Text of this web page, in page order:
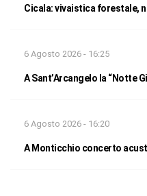
Cicala: vivaistica forestale,
6 Agosto 2026 - 16:25
A Sant’Arcangelo la “Notte
6 Agosto 2026 - 16:20
A Monticchio concerto